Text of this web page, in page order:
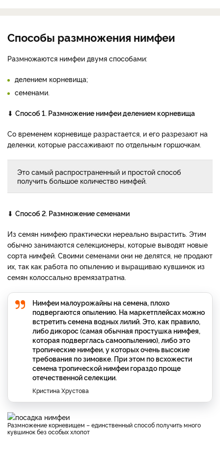
Способы размножения нимфеи
Размножаются нимфеи двумя способами:
делением корневища;
семенами.
⬇ Способ 1. Размножение нимфеи делением корневища
Со временем корневище разрастается, и его разрезают на
деленки, которые рассаживают по отдельным горшочкам.
Это самый распространенный и простой способ
получить большое количество нимфей.
⬇ Способ 2. Размножение семенами
Из семян нимфею практически нереально вырастить. Этим
обычно занимаются селекционеры, которые выводят новые
сорта нимфей. Своими семенами они не делятся, не продают
их, так как работа по опылению и выращиваю кувшинок из
семян колоссально времязатратна.
Нимфеи малоурожайны на семена, плохо
подвергаются опылению. На маркетплейсах можно
встретить семена водных лилий. Это, как правило,
либо дикорос (самая обычная простушка нимфея,
которая подверглась самоопылению), либо это
тропические нимфеи, у которых очень высокие
требования по зимовке. При этом по всхожести
семена тропической нимфеи гораздо проще
отечественной селекции.
Кристина Хрустова
Размножение корневищем – единственный способ получить много
кувшинок без особых хлопот